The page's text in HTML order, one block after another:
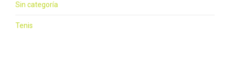
Sin categoría
Tenis